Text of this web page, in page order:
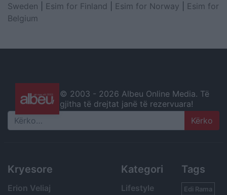
Sweden
Esim for Finland Esim for Norway
Esim for
Belgium
© 2003 - 2026 Albeu Online Media. Të
gjitha të drejtat janë të rezervuara!
Search
Kryesore
Erion Veliaj
Kategori
Lifestyle
Tags
Edi Rama